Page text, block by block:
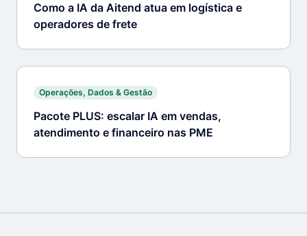
Como a IA da Aitend atua em logística e
operadores de frete
Operações, Dados & Gestão
Pacote PLUS: escalar IA em vendas,
atendimento e financeiro nas PME